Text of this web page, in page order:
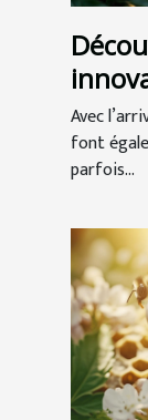
les
Avec
font
parfois...